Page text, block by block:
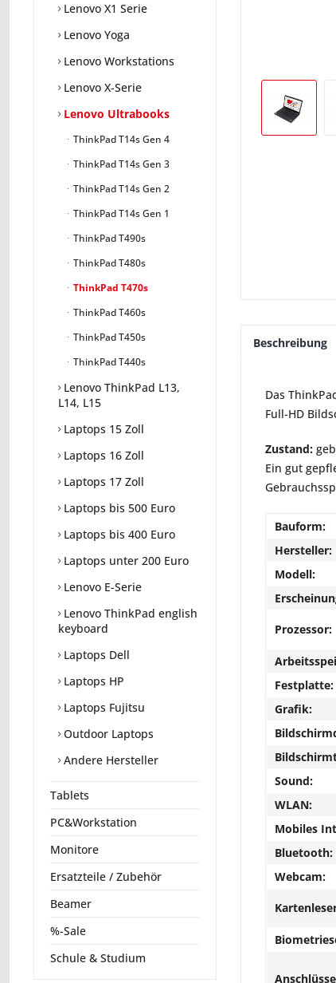
Lenovo X1 Serie
Lenovo Yoga
Lenovo Workstations
Lenovo X-Serie
Lenovo Ultrabooks
ThinkPad T14s Gen 4
ThinkPad T14s Gen 3
ThinkPad T14s Gen 2
ThinkPad T14s Gen 1
ThinkPad T490s
ThinkPad T480s
ThinkPad T470s
ThinkPad T460s
ThinkPad T450s
ThinkPad T440s
Lenovo ThinkPad L13,
L14, L15
Laptops 15 Zoll
Laptops 16 Zoll
Laptops 17 Zoll
Laptops bis 500 Euro
Laptops bis 400 Euro
Laptops unter 200 Euro
Lenovo E-Serie
Lenovo ThinkPad english
keyboard
Laptops Dell
Laptops HP
Laptops Fujitsu
Outdoor Laptops
Andere Hersteller
Tablets
PC&Workstation
Monitore
Ersatzteile / Zubehör
Beamer
%-Sale
Schule & Studium
Beschreibung
Das
Full-HD
Zustand:
Ein gut
Bauform:
Hersteller:
Modell:
Prozessor:
Festplatte:
Grafik:
Sound:
WLAN:
Mobiles
Bluetooth:
Webcam: